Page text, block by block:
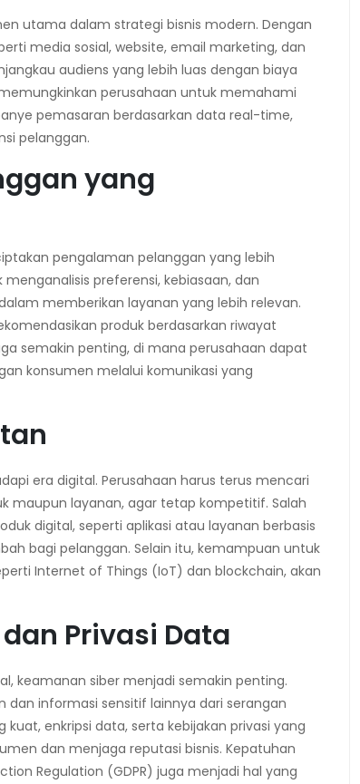
utama dalam strategi bisnis modern. Dengan
media sosial, website, email marketing, dan
audiens yang lebih luas dengan biaya
perusahaan untuk memahami
pemasaran berdasarkan data real-time,
pelanggan.
yang
pengalaman pelanggan yang lebih
preferensi, kebiasaan, dan
memberikan layanan yang lebih relevan.
produk berdasarkan riwayat
semakin penting, di mana perusahaan dapat
konsumen melalui komunikasi yang
era digital. Perusahaan harus terus mencari
maupun layanan, agar tetap kompetitif. Salah
digital, seperti aplikasi atau layanan berbasis
bagi pelanggan. Selain itu, kemampuan untuk
Internet of Things (IoT) dan blockchain, akan
Privasi Data
keamanan siber menjadi semakin penting.
dan informasi sensitif lainnya dari serangan
enkripsi data, serta kebijakan privasi yang
dan menjaga reputasi bisnis. Kepatuhan
Regulation (GDPR) juga menjadi hal yang